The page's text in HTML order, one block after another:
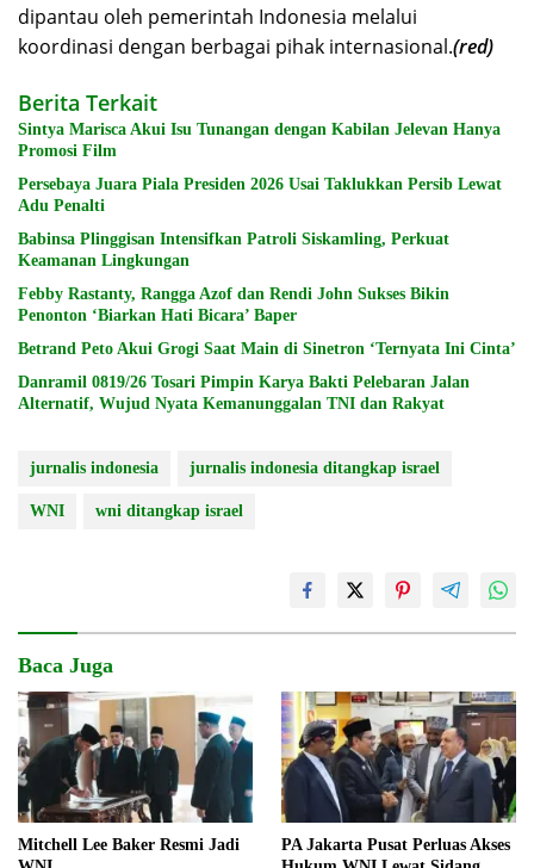
dipantau oleh pemerintah Indonesia melalui
koordinasi dengan berbagai pihak internasional.(red)
Berita Terkait
Sintya Marisca Akui Isu Tunangan dengan Kabilan Jelevan Hanya
Promosi Film
Persebaya Juara Piala Presiden 2026 Usai Taklukkan Persib Lewat
Adu Penalti
Babinsa Plinggisan Intensifkan Patroli Siskamling, Perkuat
Keamanan Lingkungan
Febby Rastanty, Rangga Azof dan Rendi John Sukses Bikin
Penonton ‘Biarkan Hati Bicara’ Baper
Betrand Peto Akui Grogi Saat Main di Sinetron ‘Ternyata Ini Cinta’
Danramil 0819/26 Tosari Pimpin Karya Bakti Pelebaran Jalan
Alternatif, Wujud Nyata Kemanunggalan TNI dan Rakyat
jurnalis indonesia jurnalis indonesia ditangkap israel
WNI wni ditangkap israel
Baca Juga
Mitchell Lee Baker Resmi Jadi
PA Jakarta Pusat Perluas Akses